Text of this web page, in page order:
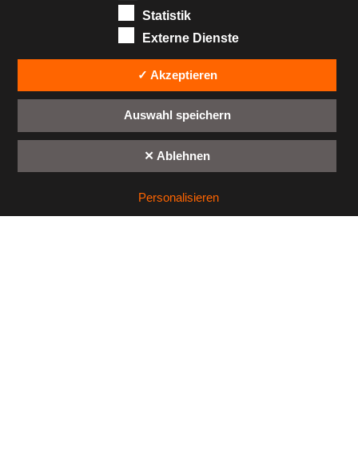
Statistik
Externe Dienste
✓ Akzeptieren
Auswahl speichern
✕ Ablehnen
Personalisieren